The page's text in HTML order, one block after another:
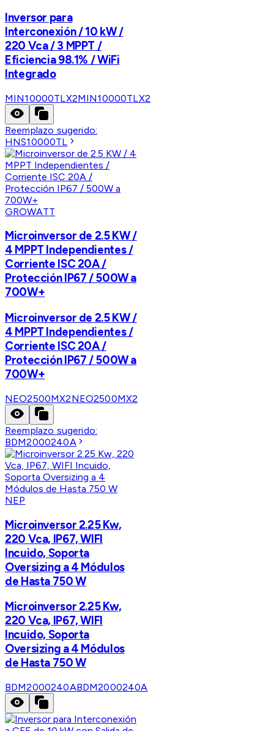
Inversor para
Interconexión / 10 kW /
220 Vca / 3 MPPT /
Eficiencia 98.1% / WiFi
Integrado
MIN10000TLX2MIN10000TLX2
Reemplazo sugerido:
HNS10000TL
GROWATT
Microinversor de 2.5 KW /
4 MPPT Independientes /
Corriente ISC 20A /
Protección IP67 / 500W a
700W+
Microinversor de 2.5 KW /
4 MPPT Independientes /
Corriente ISC 20A /
Protección IP67 / 500W a
700W+
NEO2500MX2NEO2500MX2
Reemplazo sugerido:
BDM2000240A
NEP
Microinversor 2.25 Kw,
220 Vca, IP67, WIFI
Incuido, Soporta
Oversizing a 4 Módulos
de Hasta 750 W
Microinversor 2.25 Kw,
220 Vca, IP67, WIFI
Incuido, Soporta
Oversizing a 4 Módulos
de Hasta 750 W
BDM2000240ABDM2000240A